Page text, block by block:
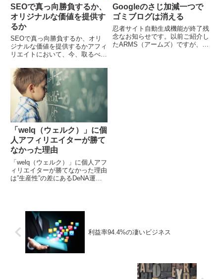
SEOで真っ向勝負するか、
オリジナルな価値を提供す
るか
SEOで真っ向勝負するか、オリ
ジナルな価値を提供するかアフィ
リエイトにおいて、今、取るべき
す。（持論ですので反論もあると
思います。） SEOで真っ向勝負
する オリジナルな...
Googleのさじ加減一つで
ゴミブログは消える
忍者サイト自動生成機能が終了残
念なお知らせです。以前ご紹介し
たARMS（アームズ）ですが、
「welq（ウェルク）」に個
人アフィリエイターが勝て
なかった理由
「welq（ウェルク）」に個人アフ
ィリエイターが勝てなかった理由
は”生産性”の差にあるDeNA運営
事作成方...
利益率94.4%の凄いビジネス